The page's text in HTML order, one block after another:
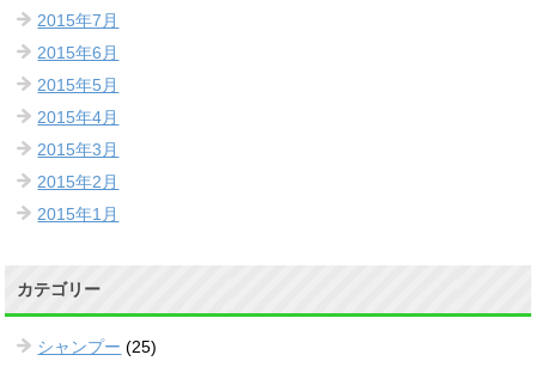
2015年7月
2015年6月
2015年5月
2015年4月
2015年3月
2015年2月
2015年1月
カテゴリー
シャンプー (25)